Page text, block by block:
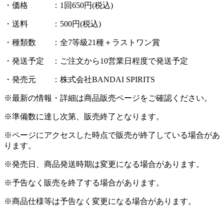
・価格 ：1回650円(税込)
・送料 ：500円(税込)
・種類数 ：全7等級21種＋ラストワン賞
・発送予定 ：ご注文から10営業日程度で発送予定
・発売元 ：株式会社BANDAI SPIRITS
※最新の情報・詳細は商品販売ページをご確認ください。
※準備数に達し次第、販売終了となります。
※ページにアクセスした時点で販売が終了している場合があ
ります。
※発売日、商品発送時期は変更になる場合があります。
※予告なく販売を終了する場合があります。
※商品仕様等は予告なく変更になる場合があります。